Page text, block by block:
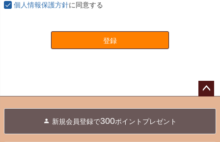
個人情報保護方針に同意する
登録
へ
新規会員登録で300ポイントプレゼント